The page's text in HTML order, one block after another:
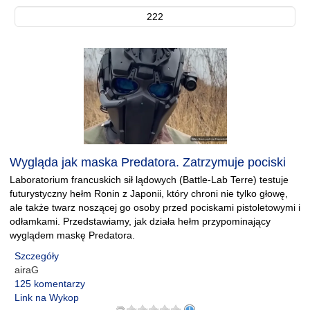
222
Wygląda jak maska Predatora. Zatrzymuje pociski
Laboratorium francuskich sił lądowych (Battle-Lab Terre) testuje
futurystyczny hełm Ronin z Japonii, który chroni nie tylko głowę,
ale także twarz noszącej go osoby przed pociskami pistoletowymi i
odłamkami. Przedstawiamy, jak działa hełm przypominający
wyglądem maskę Predatora.
Szczegóły
airaG
125 komentarzy
Link na Wykop